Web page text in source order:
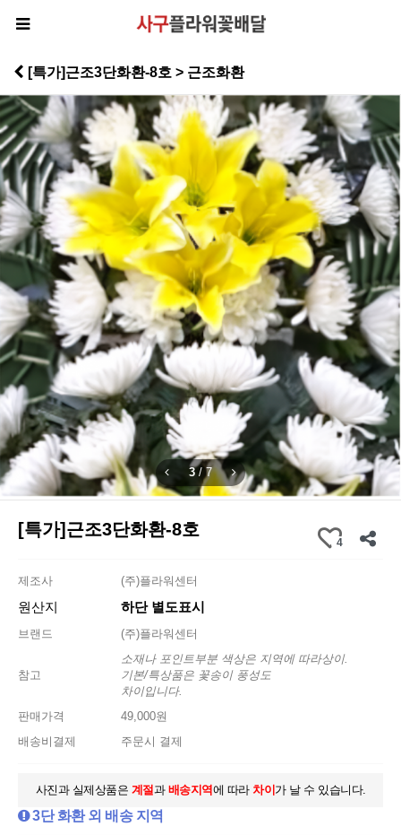
[특가]근조3단화환-8호 > 근조화환
3/ 7
[특가]근조3단화환-8호
4
제조사 (주)플라워센터
원산지 하단 별도표시
브랜드 (주)플라워센터
참고
소재나 포인트부분 색상은 지역에 따라상이.
기본/특상품은 꽃송이 풍성도
차이입니다.
판매가격
49,000원
배송비결제
주문시 결제
사진과 실제상품은 계절과 배송지역에 따라 차이 가 날 수 있습니다.
3단 화환 외 배송 지역